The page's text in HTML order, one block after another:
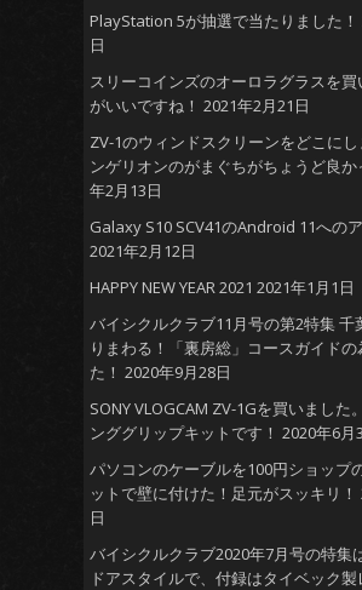
PlayStation 5が抽選で当たりました！
日
スリーコインズのオーロラグラスを
がいいですね！ 2021年2月21日
ZV-1のウィンドスクリーンをどこに
ンゲリオンのがまぐちがちょうど良か
年2月13日
Galaxy S10 SCV41のAndroid 11への
2021年2月12日
HAPPY NEW YEAR 2021 2021年1月1日
バイシクルクラブ11月号の第2特集 千
りまわる！「裏房総」コースガイドの
た！ 2020年9月28日
SONY VLOGCAM ZV-1Gを買いました
ンググリップキットです！ 2020年6月
パソコンのケーブルを100円ショップ
ットで壁に付けた！足元がスッキリ！
日
バイシクルクラブ2020年7月号の特集
ドアスタイルで、付録はタイベック